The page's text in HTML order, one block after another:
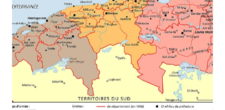
à Sarreguemines pour Dieuze, où il reviendra fin 1944 avec sa
famille après une longue pérégrination. Il ne retournera avec
sa famille habiter dans son village natal que le 1er avril 1946.
Après avoir déménagé huit fois, il n’emménagera qu’en 1954
dans sa maison reconstruite. Antoine avec ses deux chevau...